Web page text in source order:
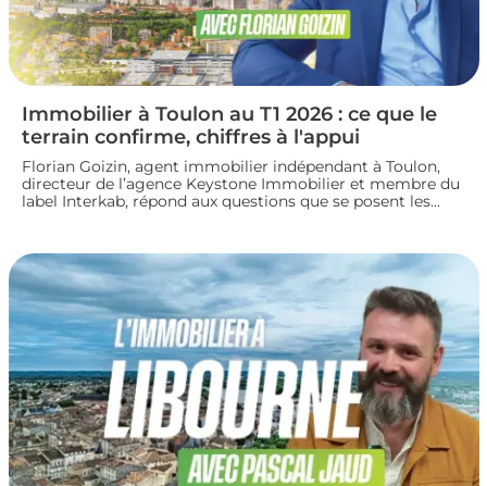
Immobilier à Toulon au T1 2026 : ce que le
terrain confirme, chiffres à l'appui
Florian Goizin, agent immobilier indépendant à Toulon,
directeur de l’agence Keystone Immobilier et membre du
label Interkab, répond aux questions que se posent les
révèle chaque jour.